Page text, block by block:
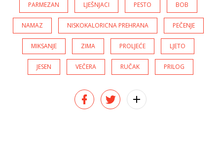
PARMEZAN LJEŠNJACI PESTO BOB
NAMAZ NISKOKALORICNA PREHRANA PEČENJE
MIKSANJE ZIMA PROLJEĆE LJETO
JESEN VEČERA RUČAK PRILOG